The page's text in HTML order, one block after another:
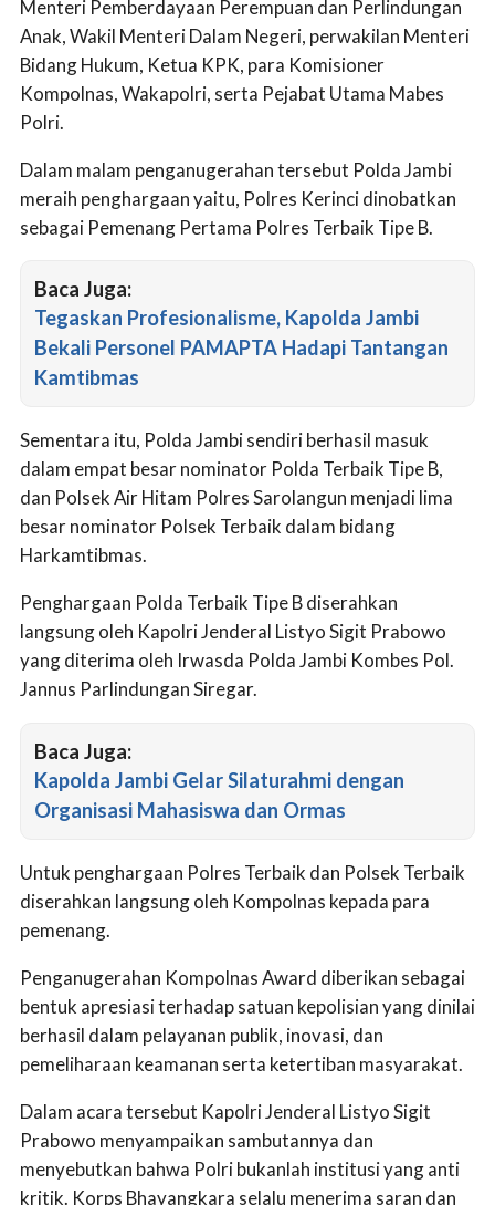
Menteri Pemberdayaan Perempuan dan Perlindungan
Anak, Wakil Menteri Dalam Negeri, perwakilan Menteri
Bidang Hukum, Ketua KPK, para Komisioner
Kompolnas, Wakapolri, serta Pejabat Utama Mabes
Polri.
Dalam malam penganugerahan tersebut Polda Jambi
meraih penghargaan yaitu, Polres Kerinci dinobatkan
sebagai Pemenang Pertama Polres Terbaik Tipe B.
Baca Juga:
Tegaskan Profesionalisme, Kapolda Jambi
Bekali Personel PAMAPTA Hadapi Tantangan
Kamtibmas
Sementara itu, Polda Jambi sendiri berhasil masuk
dalam empat besar nominator Polda Terbaik Tipe B,
dan Polsek Air Hitam Polres Sarolangun menjadi lima
besar nominator Polsek Terbaik dalam bidang
Harkamtibmas.
Penghargaan Polda Terbaik Tipe B diserahkan
langsung oleh Kapolri Jenderal Listyo Sigit Prabowo
yang diterima oleh Irwasda Polda Jambi Kombes Pol.
Jannus Parlindungan Siregar.
Baca Juga:
Kapolda Jambi Gelar Silaturahmi dengan
Organisasi Mahasiswa dan Ormas
Untuk penghargaan Polres Terbaik dan Polsek Terbaik
diserahkan langsung oleh Kompolnas kepada para
pemenang.
Penganugerahan Kompolnas Award diberikan sebagai
bentuk apresiasi terhadap satuan kepolisian yang dinilai
berhasil dalam pelayanan publik, inovasi, dan
pemeliharaan keamanan serta ketertiban masyarakat.
Dalam acara tersebut Kapolri Jenderal Listyo Sigit
Prabowo menyampaikan sambutannya dan
menyebutkan bahwa Polri bukanlah institusi yang anti
kritik. Korps Bhayangkara selalu menerima saran dan